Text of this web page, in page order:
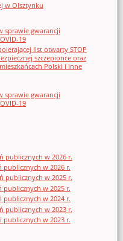
w Olsztynku
sprawie gwarancji
19
list otwarty STOP
szczepionce oraz
Polski i inne
sprawie gwarancji
19
publicznych w 2026 r.
publicznych w 2026 r.
publicznych w 2025 r.
publicznych w 2025 r.
publicznych w 2024 r.
publicznych w 2023 r.
publicznych w 2023 r.